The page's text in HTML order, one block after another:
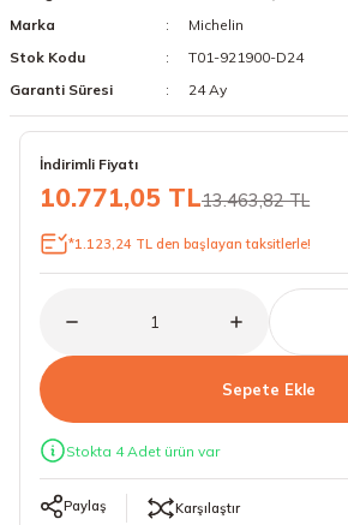
21 Lastikler
24 Lastikler
Marka
Michelin
Stok Kodu
T01-921900-D24
Garanti Süresi
24 Ay
İndirimli Fiyatı
10.771,05 TL13.463,82 TL
*1.123,24 TL den başlayan taksitlerle!
Sepete Ekle
Stokta 4 Adet ürün var
Paylaş Karşılaştır